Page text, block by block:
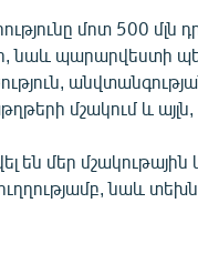
մոտ 500 մլն
նաև պարարվեստի
մշակում և այլն,
են մեր մշակութային
նաև